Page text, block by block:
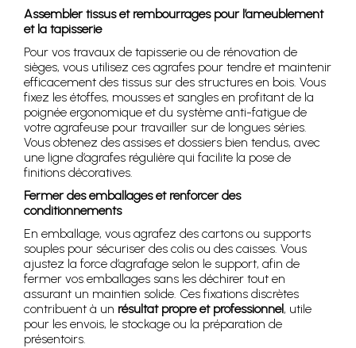
Assembler tissus et rembourrages pour l’ameublement
et la tapisserie
Pour vos travaux de tapisserie ou de rénovation de
sièges, vous utilisez ces agrafes pour tendre et maintenir
efficacement des tissus sur des structures en bois. Vous
fixez les étoffes, mousses et sangles en profitant de la
poignée ergonomique et du système anti-fatigue de
votre agrafeuse pour travailler sur de longues séries.
Vous obtenez des assises et dossiers bien tendus, avec
une ligne d’agrafes régulière qui facilite la pose de
finitions décoratives.
Fermer des emballages et renforcer des
conditionnements
En emballage, vous agrafez des cartons ou supports
souples pour sécuriser des colis ou des caisses. Vous
ajustez la force d’agrafage selon le support, afin de
fermer vos emballages sans les déchirer tout en
assurant un maintien solide. Ces fixations discrètes
contribuent à un résultat propre et professionnel, utile
pour les envois, le stockage ou la préparation de
présentoirs.